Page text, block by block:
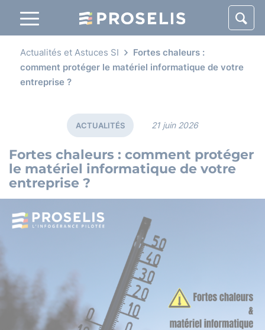
Actualités et Astuces SI
Fortes chaleurs :
comment protéger le matériel informatique de votre
entreprise ?
ACTUALITÉS 21 juin 2026
Fortes chaleurs : comment protéger
le matériel informatique de votre
entreprise ?